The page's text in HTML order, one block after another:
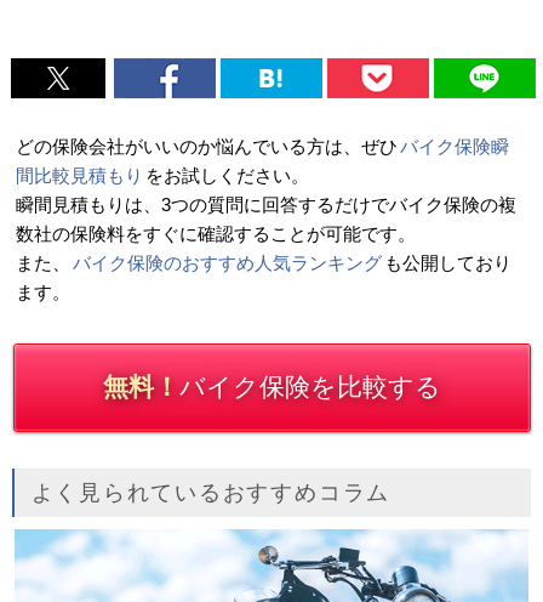
どの保険会社がいいのか悩んでいる方は、ぜひ バイク保険瞬
間比較見積もり をお試しください。
瞬間見積もりは、3つの質問に回答するだけでバイク保険の複
数社の保険料をすぐに確認することが可能です。
また、
バイク保険のおすすめ人気ランキング も公開しており
ます。
無料！ バイク保険を比較する
よく見られているおすすめコラム